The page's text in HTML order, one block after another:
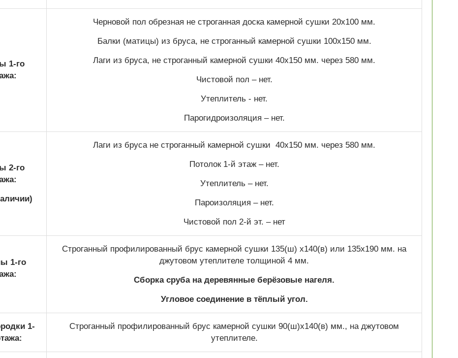
1-го
Черновой пол обрезная не строганная доска камерной сушки 20х100 мм.
Балки (матицы) из бруса, не строганный камерной сушки 100х150 мм.
Лаги из бруса, не строганный камерной сушки 40х150 мм. через 580 мм.
Чистовой пол – нет.
Утеплитель - нет.
Парогидроизоляция – нет.
2-го
Лаги из бруса не строганный камерной сушки 40х150 мм. через 580 мм.
Потолок 1-й этаж – нет.
Утеплитель – нет.
Пароизоляция – нет.
Чистовой пол 2-й эт. – нет
1-го
Строганный профилированный брус камерной сушки 135(ш) х140(в) или 135х190 мм. на
джутовом утеплителе толщиной 4 мм.
Сборка сруба на деревянные берёзовые нагеля.
Угловое соединение в тёплый угол.
1-
Строганный профилированный брус камерной сушки 90(ш)х140(в) мм., на джутовом
утеплителе.